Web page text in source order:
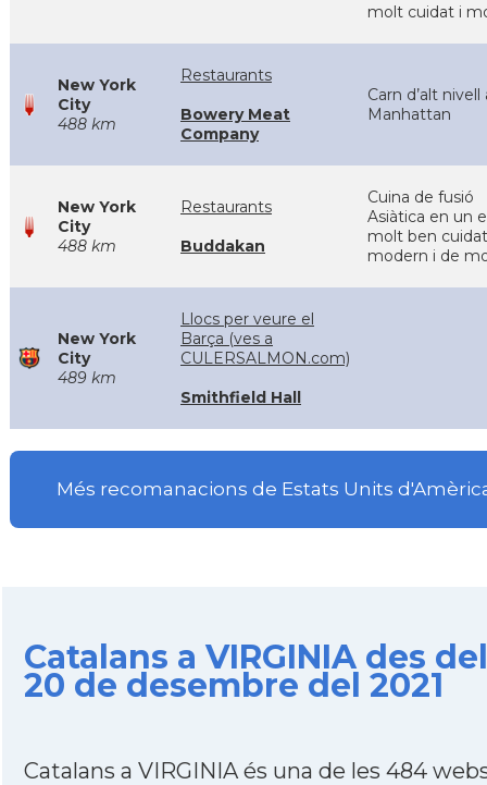
molt cuidat i
New York
City
488 km
Restaurants
Bowery Meat
Company
Carn d’alt nivell
Manhattan
New York
City
488 km
Restaurants
Buddakan
Cuina de fusió
Asiàtica en un
molt ben
modern i de
New York
City
489 km
Llocs per veure el
Barça (ves a
CULERSALMON.com)
Smithfield Hall
Més recomanacions de Estats Units
Catalans a VIRGINIA des del
20 de desembre del 2021
Catalans a VIRGINIA és una de les 484